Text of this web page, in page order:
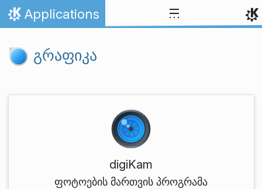
Skip to content
Home
Applications
გრაფიკა
digiKam
ფოტოების მართვის პროგრამა